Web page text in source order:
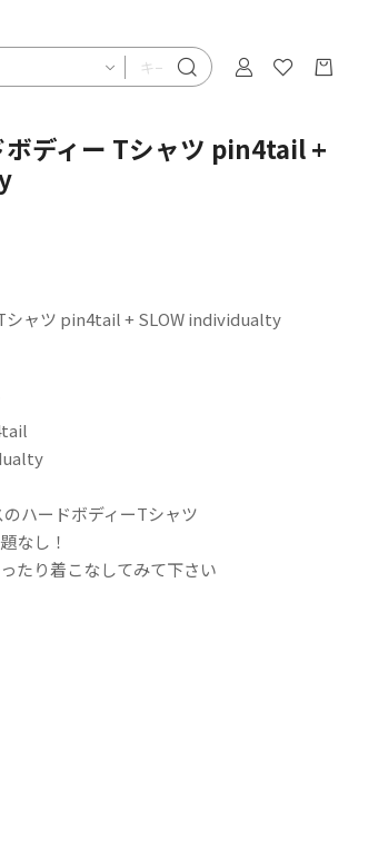
ボディー Tシャツ pin4tail +
シャツ pin4tail + SLOW individualty
ハードボディーTシャツ
なし！
たり着こなしてみて下さい